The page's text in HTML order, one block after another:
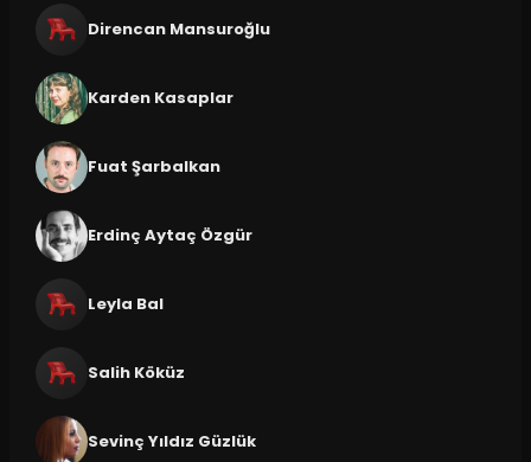
Direncan Mansuroğlu
Karden Kasaplar
Fuat Şarbalkan
Erdinç Aytaç Özgür
Leyla Bal
Salih Köküz
Sevinç Yıldız Güzlük